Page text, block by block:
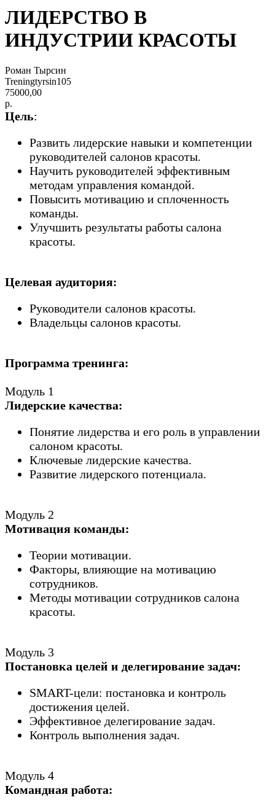
ЛИДЕРСТВО В
ИНДУСТРИИ КРАСОТЫ
Роман Тырсин
Treningtyrsin105
75000,00
р.
Цель:
Развить лидерские навыки и компетенции
руководителей салонов красоты.
Научить руководителей эффективным
методам управления командой.
Повысить мотивацию и сплоченность
команды.
Улучшить результаты работы салона
красоты.
Целевая аудитория:
Руководители салонов красоты.
Владельцы салонов красоты.
Программа тренинга:
Модуль 1
Лидерские качества:
Понятие лидерства и его роль в управлении
салоном красоты.
Ключевые лидерские качества.
Развитие лидерского потенциала.
Модуль 2
Мотивация команды:
Теории мотивации.
Факторы, влияющие на мотивацию
сотрудников.
Методы мотивации сотрудников салона
красоты.
Модуль 3
Постановка целей и делегирование задач:
SMART-цели: постановка и контроль
достижения целей.
Эффективное делегирование задач.
Контроль выполнения задач.
Модуль 4
Командная работа: